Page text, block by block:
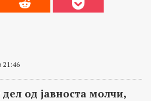
21:46
од јавноста молчи,